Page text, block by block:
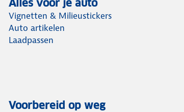
Alles voor je auto
Vignetten & Milieustickers
Auto artikelen
Laadpassen
Voorbereid op weg